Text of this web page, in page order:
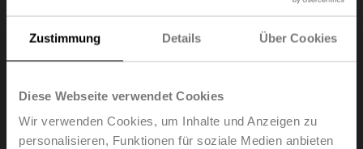
Zustimmung Details Über Cookies
Diese Webseite verwendet Cookies
Wir verwenden Cookies, um Inhalte und Anzeigen zu
personalisieren, Funktionen für soziale Medien anbieten
eu.bac INSIGHT 3.2016 (Auszug)
(pdf - 1005 KB)